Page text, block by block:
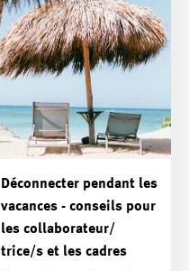
Déconnecter pendant les
vacances - conseils pour
les collaborateur/
trice/s et les cadres